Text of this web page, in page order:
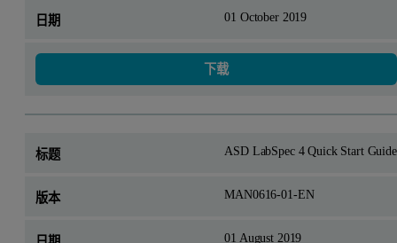
01 October 2019
下载
ASD LabSpec 4 Quick Start Guide
MAN0616-01-EN
01 August 2019